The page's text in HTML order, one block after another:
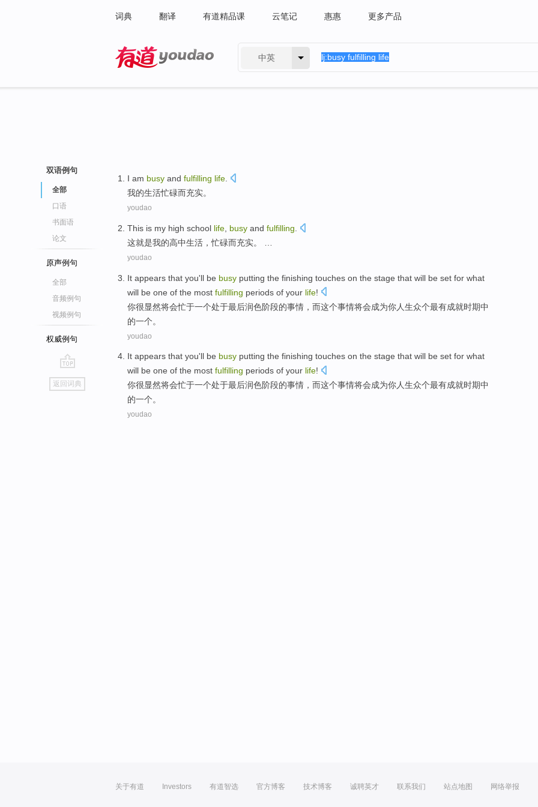
词典 翻译 有道精品课 云笔记 惠惠 更多产品
中英
双语例句
全部
口语
书面语
论文
原声例句
全部
音频例句
视频例句
权威例句
go
top
返回词典
I am busy and fulfilling life
我的生活忙碌而充实。
youdao
This is my high school life busy and fulfilling
这就是我的高中生活 ，忙碌而充实。 …
youdao
It appears that you'll be busy putting the finishing touches on the stage that will be set for what
will be one of the most fulfilling periods of your life!
你很显然将会忙于一个处于最后润色阶段的事情 ， 而这个事情将会成为你人生众个最有成就时期中
的一个。
youdao
It appears that you'll be busy putting the finishing touches on the stage that will be set for what
will be one of the most fulfilling periods of your life!
你很显然将会忙于一个处于最后润色阶段的事情 ， 而这个事情将会成为你人生众个最有成就时期中
的一个。
youdao
关于有道 Investors 有道智选 官方博客 技术博客 诚聘英才 联系我们 站点地图 网络举报